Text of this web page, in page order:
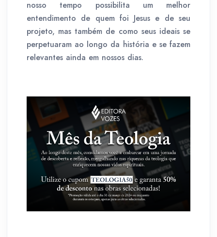
nosso tempo possibilita um melhor
entendimento de quem foi Jesus e de seu
projeto, mas também de como seus ideais se
perpetuaram ao longo da história e se fazem
relevantes ainda em nossos dias.